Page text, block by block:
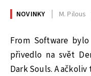
NOVINKY M. Pilous
From Software
přivedlo na svět
Dark Souls. A